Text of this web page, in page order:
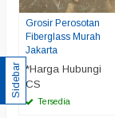
Grosir Perosotan
Fiberglass Murah
Jakarta
*Harga Hubungi
CS
Tersedia
Sidebar